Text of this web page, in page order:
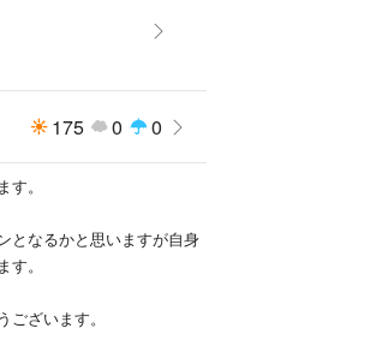
175 0 0
。
となるかと思いますが自身
。
ざいます。